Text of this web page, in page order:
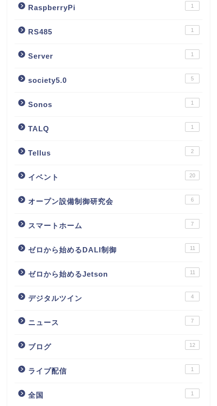
RaspberryPi 1
RS485 1
Server 1
society5.0 5
Sonos 1
TALQ 1
Tellus 2
イベント 20
オープン設備制御研究会 6
スマートホーム 7
ゼロから始めるDALI制御 11
ゼロから始めるJetson 11
デジタルツイン 4
ニュース 7
ブログ 12
ライブ配信 1
全国 1